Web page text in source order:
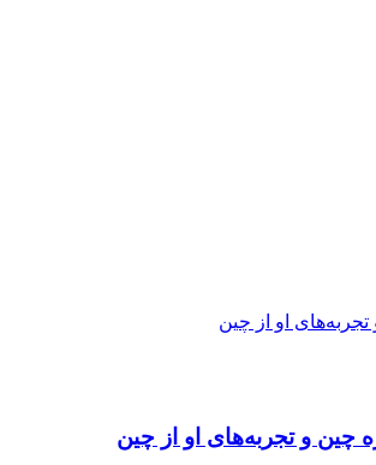
چین و تجربه‌های او از چین